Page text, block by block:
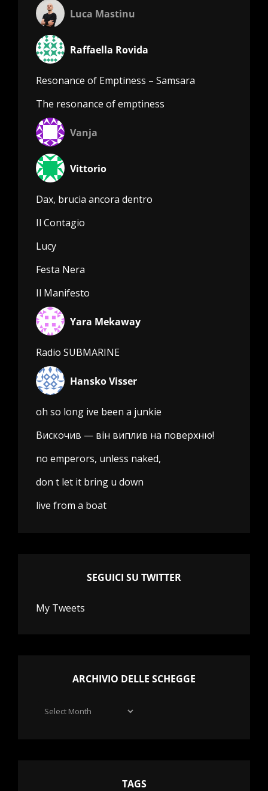
Luca Mastinu
Raffaella Rovida
Resonance of Emptiness – Samsara
The resonance of emptiness
Vanja
Vittorio
Dax, brucia ancora dentro
Il Contagio
Lucy
Festa Nera
Il Manifesto
Yara Mekaway
Radio SUBMARINE
Hansko Visser
oh so long ive been a junkie
Вискочив — він виплив на поверхню!
no emperors, unless naked,
don t let it bring u down
live from a boat
SEGUICI SU TWITTER
My Tweets
ARCHIVIO DELLE SCHEGGE
Archivio
TAGS